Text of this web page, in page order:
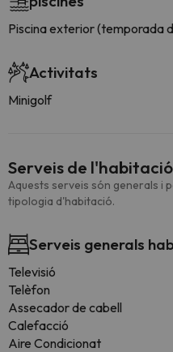
Piscina exterior (temporada
Activitats
Minigolf
Serveis de l'habitació
Aquests serveis són generals i
tipologia d'habitació.
Serveis generals
Televisió
Telèfon
Assecador de cabell
Calefacció
Aire Condicionat